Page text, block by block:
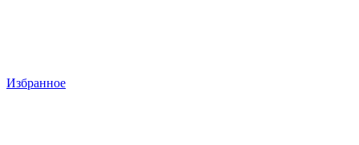
Избранное